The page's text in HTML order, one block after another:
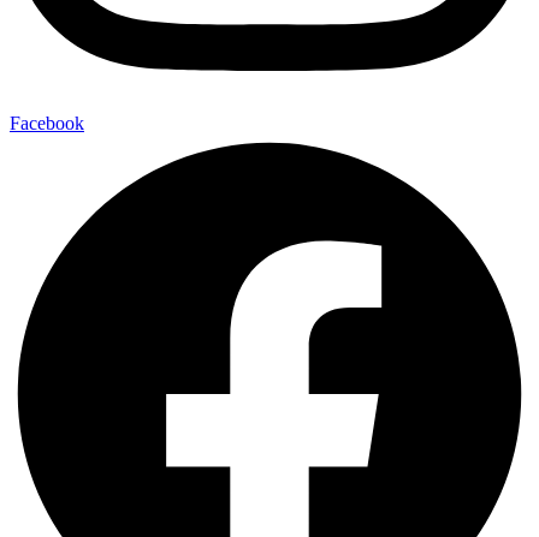
Facebook